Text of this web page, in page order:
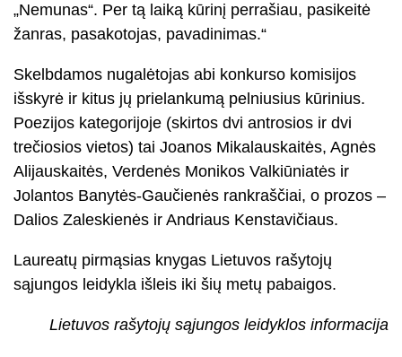
„Nemunas“. Per tą laiką kūrinį perrašiau, pasikeitė
žanras, pasakotojas, pavadinimas.“
Skelbdamos nugalėtojas abi konkurso komisijos
išskyrė ir kitus jų prielankumą pelniusius kūrinius.
Poezijos kategorijoje (skirtos dvi antrosios ir dvi
trečiosios vietos) tai Joanos Mikalauskaitės, Agnės
Alijauskaitės, Verdenės Monikos Valkiūniatės ir
Jolantos Banytės-Gaučienės rankraščiai, o prozos –
Dalios Zaleskienės ir Andriaus Kenstavičiaus.
Laureatų pirmąsias knygas Lietuvos rašytojų
sąjungos leidykla išleis iki šių metų pabaigos.
Lietuvos rašytojų sąjungos leidyklos informacija